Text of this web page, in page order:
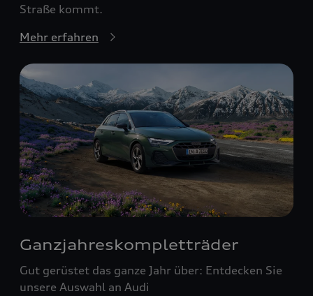
Straße kommt.
Mehr erfahren
Ganzjahreskompletträder
Gut gerüstet das ganze Jahr über: Entdecken Sie
unsere Auswahl an Audi